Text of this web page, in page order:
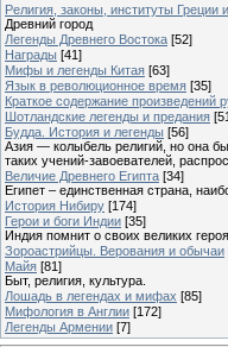
Религия, законы, институты Греции
Древний город
Легенды Древнего Востока [52]
Награды [41]
Мифы и легенды Китая [63]
Язык в революционное время [35]
Краткое содержание произведений
Шотландские легенды и предания
Будда. История и легенды [56]
Азия — колыбель религий, но она
таких учений-завоевателей,
Величие Древнего Египта [34]
Египет – единственная страна,
История Нибиру [174]
Герои и боги Индии [35]
Индия помнит о своих великих
Зороастрийцы. Верования и обычаи
Майя [81]
Быт, религия, культура.
Лошадь в легендах и мифах [85]
Мифология в Англии [172]
Легенды Армении [7]